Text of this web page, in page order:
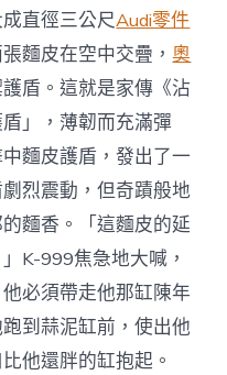
直徑三公尺Audi零件
麵皮在空中交疊，奧
盾。這就是家傳《沾
」，薄韌而充滿彈
麵皮護盾，發出了一
烈震動，但奇蹟般地
麵香。「這麵皮的延
K-999焦急地大喊，
必須帶走他那缸陳年
到蒜泥缸前，使出他
他還胖的缸抱起。